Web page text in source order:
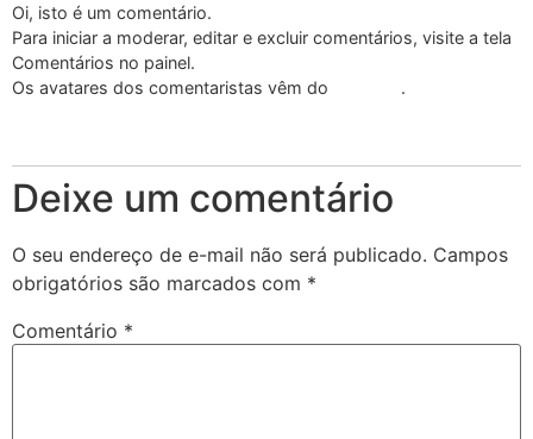
Oi, isto é um comentário.
Para iniciar a moderar, editar e excluir comentários, visite a tela
Comentários no painel.
Os avatares dos comentaristas vêm do
.
Deixe um comentário
O seu endereço de e-mail não será publicado. Campos
obrigatórios são marcados com *
Comentário *